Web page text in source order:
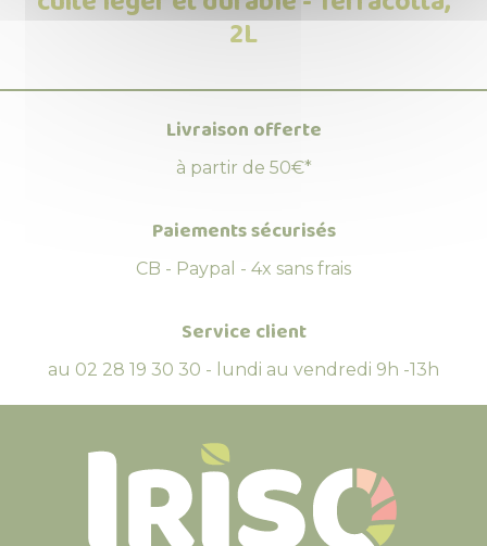
2L
Livraison offerte
à partir de 50€*
Paiements sécurisés
CB - Paypal - 4x sans frais
Service client
au 02 28 19 30 30 - lundi au vendredi 9h -13h